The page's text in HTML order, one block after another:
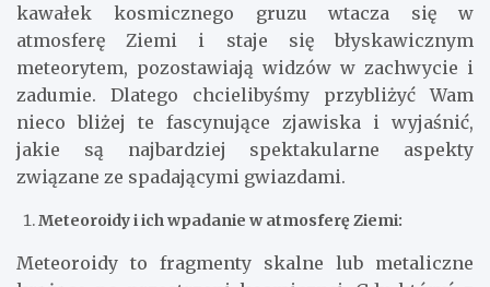
kawałek kosmicznego gruzu wtacza się w
atmosferę Ziemi i staje się błyskawicznym
meteorytem, pozostawiają widzów w zachwycie i
zadumie. Dlatego chcielibyśmy przybliżyć Wam
nieco bliżej te fascynujące zjawiska i wyjaśnić,
jakie są najbardziej spektakularne aspekty
związane ze spadającymi gwiazdami.
Meteoroidy i ich wpadanie w atmosferę Ziemi:
Meteoroidy to fragmenty skalne lub metaliczne